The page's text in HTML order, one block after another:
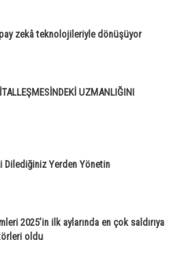
zekâ teknolojileriyle dönüşüyor
UZMANLIĞINI
Yerden Yönetin
2025’in ilk aylarında en çok saldırıya
oldu